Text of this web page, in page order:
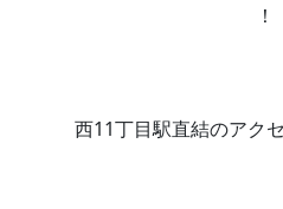
！
西11丁目駅直結のアク